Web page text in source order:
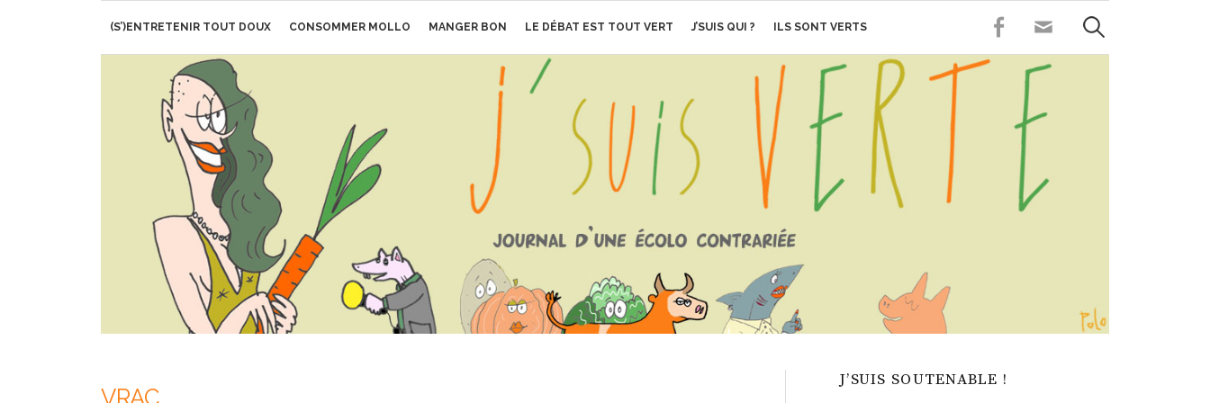
(S’)ENTRETENIR TOUT DOUX CONSOMMER MOLLO MANGER BON LE DÉBAT EST TOUT VERT J’SUIS QUI ? ILS SONT VERTS FACEBOOKCONTACT
Rechercher :
J’SUIS SOUTENABLE !